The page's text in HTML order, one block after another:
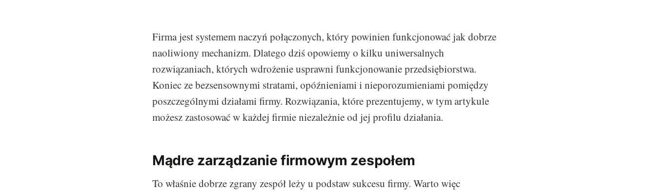
Firma jest systemem naczyń połączonych, który powinien funkcjonować jak dobrze
naoliwiony mechanizm. Dlatego dziś opowiemy o kilku uniwersalnych
rozwiązaniach, których wdrożenie usprawni funkcjonowanie przedsiębiorstwa.
Koniec ze bezsensownymi stratami, opóźnieniami i nieporozumieniami pomiędzy
poszczególnymi działami firmy. Rozwiązania, które prezentujemy, w tym artykule
możesz zastosować w każdej firmie niezależnie od jej profilu działania.
Mądre zarządzanie firmowym zespołem
To właśnie dobrze zgrany zespół leży u podstaw sukcesu firmy. Warto więc